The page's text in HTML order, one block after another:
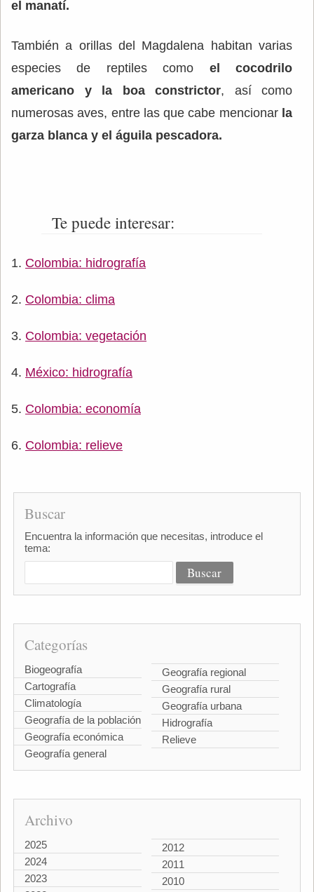
el manatí.
También a orillas del Magdalena habitan varias
especies de reptiles como el cocodrilo
americano y la boa constrictor, así como
numerosas aves, entre las que cabe mencionarla
garza blanca y el águila pescadora.
Te puede interesar:
Colombia: hidrografía
Colombia: clima
Colombia: vegetación
México: hidrografía
Colombia: economía
Colombia: relieve
Buscar
Encuentra la información que necesitas, introduce el
tema:
Categorías
Biogeografía
Cartografía
Climatología
Geografía de la población
Geografía económica
Geografía general
Geografía regional
Geografía rural
Geografía urbana
Hidrografía
Relieve
Archivo
2025
2024
2023
2012
2011
2010